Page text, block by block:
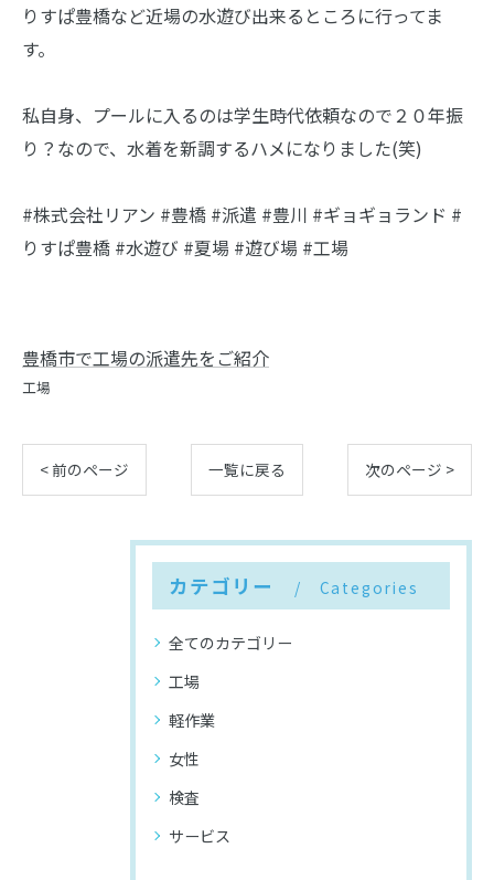
りすぱ豊橋など近場の水遊び出来るところに行ってま
す。
私自身、プールに入るのは学生時代依頼なので２０年振
り？なので、水着を新調するハメになりました(笑)
#株式会社リアン #豊橋 #派遣 #豊川 #ギョギョランド #
りすぱ豊橋 #水遊び #夏場 #遊び場 #工場
豊橋市で工場の派遣先をご紹介
工場
< 前のページ 一覧に戻る 次のページ >
カテゴリー Categories
全てのカテゴリー
工場
軽作業
女性
検査
サービス